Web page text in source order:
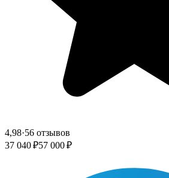
4,98·56 отзывов
37 040 ₽57 000 ₽